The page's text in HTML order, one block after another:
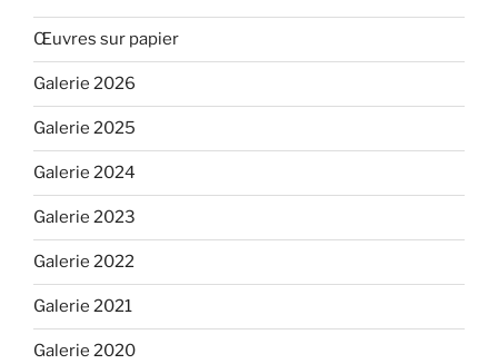
Œuvres sur papier
Galerie 2026
Galerie 2025
Galerie 2024
Galerie 2023
Galerie 2022
Galerie 2021
Galerie 2020